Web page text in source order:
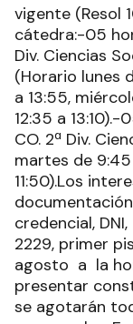
vigente (Resol
cátedra:-05
Div. Ciencias
(Horario lunes
a 13:55,
12:35 a
CO. 2ª Div.
martes de 9:45
11:50).Los
credencial,
2229, primer
agosto a la
presentar
se agotarán